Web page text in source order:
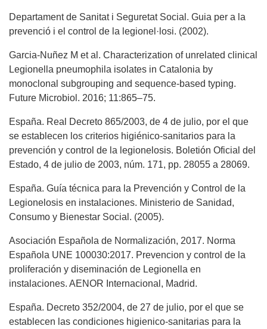
Departament de Sanitat i Seguretat Social. Guia per a la
prevenció i el control de la legionel·losi. (2002).
Garcia-Nuñez M et al. Characterization of unrelated clinical
Legionella pneumophila isolates in Catalonia by
monoclonal subgrouping and sequence-based typing.
Future Microbiol. 2016; 11:865–75.
España. Real Decreto 865/2003, de 4 de julio, por el que
se establecen los criterios higiénico-sanitarios para la
prevención y control de la legionelosis. Boletión Oficial del
Estado, 4 de julio de 2003, núm. 171, pp. 28055 a 28069.
España. Guía técnica para la Prevención y Control de la
Legionelosis en instalaciones. Ministerio de Sanidad,
Consumo y Bienestar Social. (2005).
Asociación Española de Normalización, 2017. Norma
Española UNE 100030:2017. Prevencion y control de la
proliferación y diseminación de Legionella en
instalaciones. AENOR Internacional, Madrid.
España. Decreto 352/2004, de 27 de julio, por el que se
establecen las condiciones higienico-sanitarias para la